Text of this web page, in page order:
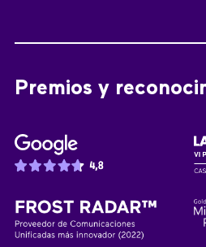
Premios y